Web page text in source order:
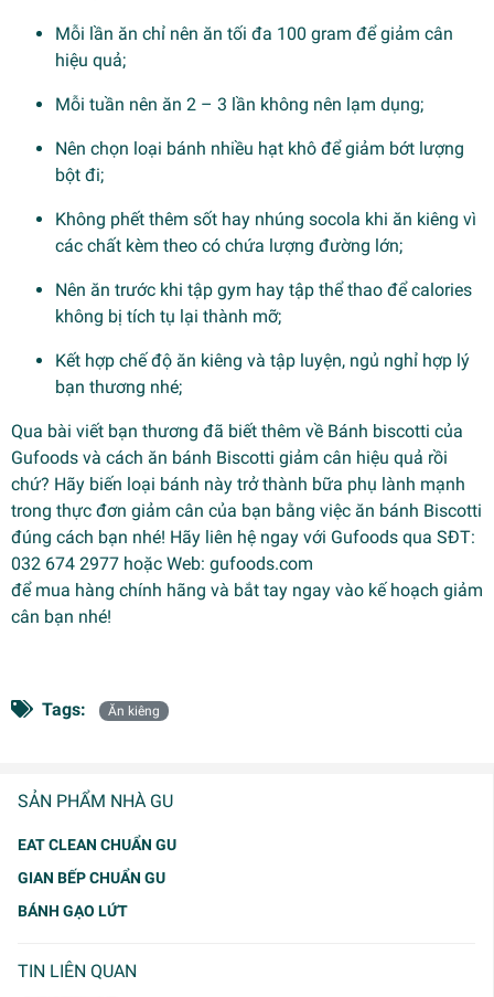
SẢN PHẨM NHÀ GU
EAT CLEAN CHUẨN GU
GIAN BẾP CHUẨN GU
BÁNH GẠO LỨT
TIN LIÊN QUAN
Mỗi lần ăn chỉ nên ăn tối đa 100 gram để giảm cân
hiệu quả;
Mỗi tuần nên ăn 2 – 3 lần không nên lạm dụng;
Nên chọn loại bánh nhiều hạt khô để giảm bớt lượng
bột đi;
Không phết thêm sốt hay nhúng socola khi ăn kiêng vì
các chất kèm theo có chứa lượng đường lớn;
Nên ăn trước khi tập gym hay tập thể thao để calories
không bị tích tụ lại thành mỡ;
Kết hợp chế độ ăn kiêng và tập luyện, ngủ nghỉ hợp lý
bạn thương nhé;
Qua bài viết bạn thương đã biết thêm về Bánh biscotti của
Gufoods và cách ăn bánh Biscotti giảm cân hiệu quả rồi
chứ? Hãy biến loại bánh này trở thành bữa phụ lành mạnh
trong thực đơn giảm cân của bạn bằng việc ăn bánh Biscotti
đúng cách bạn nhé! Hãy liên hệ ngay với Gufoods qua SĐT:
032 674 2977 hoặc Web: gufoods.com
để mua hàng chính hãng và bắt tay ngay vào kế hoạch giảm
cân bạn nhé!
Tags: Ăn kiêng